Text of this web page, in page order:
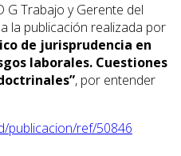
G Trabajo y Gerente del
la publicación realizada por
de jurisprudencia en
laborales. Cuestiones
, por entender
publicacion/ref/50846